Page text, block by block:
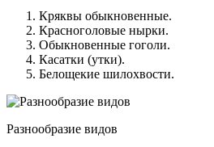
Кряквы обыкновенные.
Красноголовые нырки.
Обыкновенные гоголи.
Касатки (утки).
Белощекие шилохвости.
Разнообразие видов